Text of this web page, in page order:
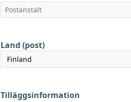
Land (post)
Tilläggsinformation